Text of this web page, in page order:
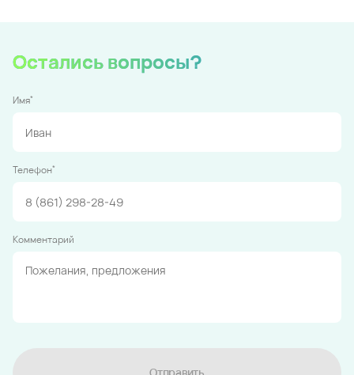
Остались вопросы?
Имя*
Телефон*
Комментарий